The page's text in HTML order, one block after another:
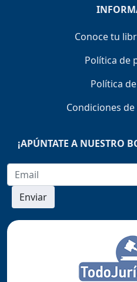
Conoce tu
Política de
Política
Condiciones
¡APÚNTATE A NUESTRO
Enviar